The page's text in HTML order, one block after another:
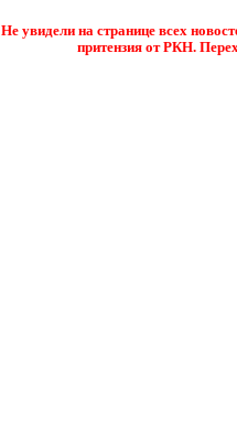
Не увидели на странице всех
притензия от РКН.